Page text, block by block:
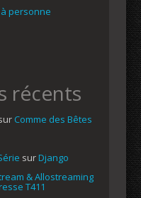
personne
récents
Comme des Bêtes
surDjango
& Allostreaming
T411